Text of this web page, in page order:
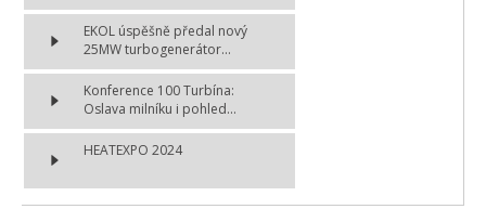
EKOL úspěšně předal nový
25MW turbogenerátor...
Konference 100 Turbína:
Oslava milníku i pohled...
HEATEXPO 2024